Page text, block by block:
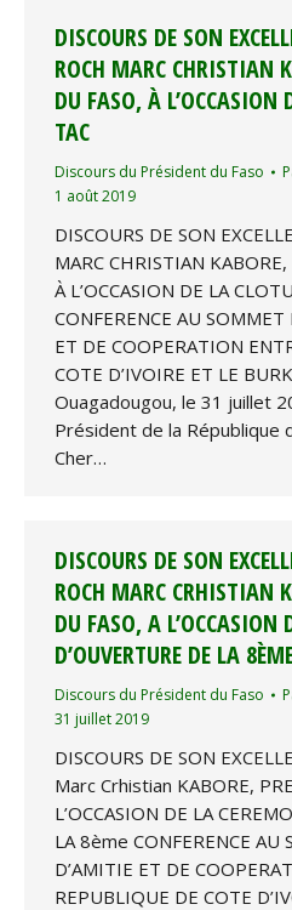
DISCOURS DE SON
ROCH MARC CHRISTIAN
DU FASO, À L’OCCASION
TAC
Discours du Président du Faso
1 août 2019
DISCOURS DE SON
MARC CHRISTIAN
À L’OCCASION DE LA
CONFERENCE AU
ET DE COOPERATION
COTE D’IVOIRE ET LE
Ouagadougou, le 31 juillet
Président de la République
Cher…
DISCOURS DE SON
ROCH MARC CRHISTIAN
DU FASO, A L’OCCASION
D’OUVERTURE DE LA
Discours du Président du Faso
31 juillet 2019
DISCOURS DE SON
Marc Crhistian KABORE,
L’OCCASION DE LA
LA 8ème CONFERENCE AU
D’AMITIE ET DE
REPUBLIQUE DE COTE